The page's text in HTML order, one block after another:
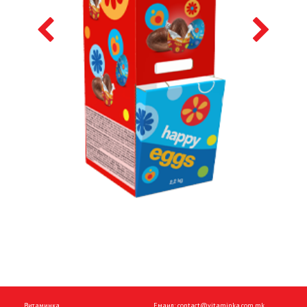
Витаминка Емаил: contact@vitaminka.com.mk